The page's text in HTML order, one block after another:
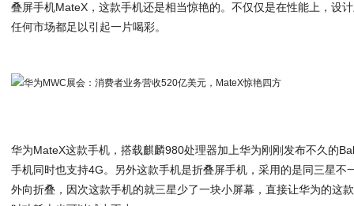
叠屏手机MateX，这款手机还是相当惊艳的。不仅仅是在性能上，设
任何市场都足以引起一片喝彩。
华为MateX这款手机，搭载麒麟980处理器加上华为刚刚发布不久的
手机同时也支持4G。另外这款手机是折叠屏手机，采用的是同三星不
外向折叠，因次这款手机的就三星少了一块小屏幕，直接让华为的这